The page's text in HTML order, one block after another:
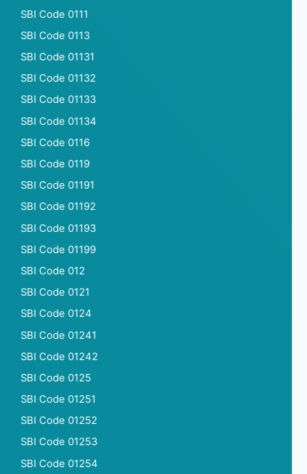
SBI Code 0111
SBI Code 0113
SBI Code 01131
SBI Code 01132
SBI Code 01133
SBI Code 01134
SBI Code 0116
SBI Code 0119
SBI Code 01191
SBI Code 01192
SBI Code 01193
SBI Code 01199
SBI Code 012
SBI Code 0121
SBI Code 0124
SBI Code 01241
SBI Code 01242
SBI Code 0125
SBI Code 01251
SBI Code 01252
SBI Code 01253
SBI Code 01254